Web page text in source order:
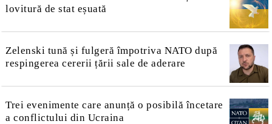
lovitură de stat eșuată
Zelenski tună și fulgeră împotriva NATO după
respingerea cererii țării sale de aderare
Trei evenimente care anunță o posibilă încetare
a conflictului din Ucraina